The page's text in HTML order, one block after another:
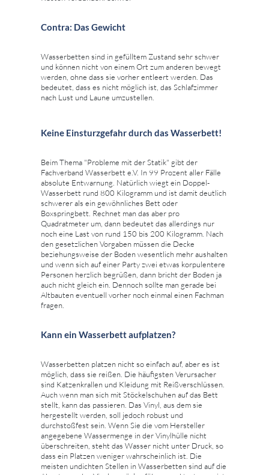
Contra: Das Gewicht
Wasserbetten sind in gefülltem Zustand sehr schwer
und können nicht von einem Ort zum anderen bewegt
werden, ohne dass sie vorher entleert werden. Das
bedeutet, dass es nicht möglich ist, das Schlafzimmer
nach Lust und Laune umzustellen.
Keine Einsturzgefahr durch das Wasserbett!
Beim Thema "Probleme mit der Statik" gibt der
Fachverband Wasserbett e.V. In 99 Prozent aller Fälle
absolute Entwarnung. Natürlich wiegt ein Doppel-
Wasserbett rund 800 Kilogramm und ist damit deutlich
schwerer als ein gewöhnliches Bett oder
Boxspringbett. Rechnet man das aber pro
Quadratmeter um, dann bedeutet das allerdings nur
noch eine Last von rund 150 bis 200 Kilogramm. Nach
den gesetzlichen Vorgaben müssen die Decke
beziehungsweise der Boden wesentlich mehr aushalten
und wenn sich auf einer Party zwei etwas korpulentere
Personen herzlich begrüßen, dann bricht der Boden ja
auch nicht gleich ein. Dennoch sollte man gerade bei
Altbauten eventuell vorher noch einmal einen Fachman
fragen.
Kann ein Wasserbett aufplatzen?
Wasserbetten platzen nicht so einfach auf, aber es ist
möglich, dass sie reißen. Die häufigsten Verursacher
sind Katzenkrallen und Kleidung mit Reißverschlüssen.
Auch wenn man sich mit Stöckelschuhen auf das Bett
stellt, kann das passieren. Das Vinyl, aus dem sie
hergestellt werden, soll jedoch robust und
durchstoßfest sein. Wenn Sie die vom Hersteller
angegebene Wassermenge in der Vinylhülle nicht
überschreiten, steht das Wasser nicht unter Druck, so
dass ein Platzen weniger wahrscheinlich ist. Die
meisten undichten Stellen in Wasserbetten sind auf die